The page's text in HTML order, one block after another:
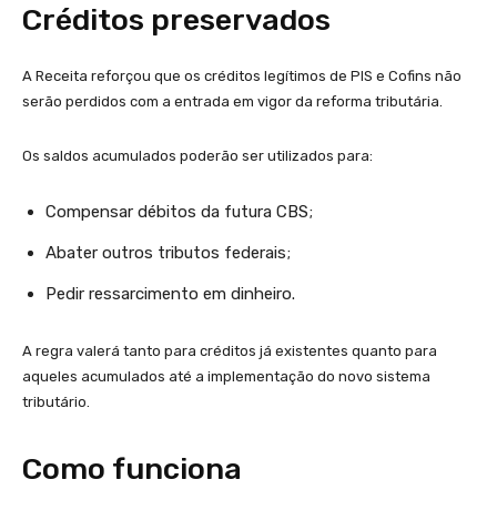
Créditos preservados
A Receita reforçou que os créditos legítimos de PIS e Cofins não
serão perdidos com a entrada em vigor da reforma tributária.
Os saldos acumulados poderão ser utilizados para:
Compensar débitos da futura CBS;
Abater outros tributos federais;
Pedir ressarcimento em dinheiro.
A regra valerá tanto para créditos já existentes quanto para
aqueles acumulados até a implementação do novo sistema
tributário.
Como funciona